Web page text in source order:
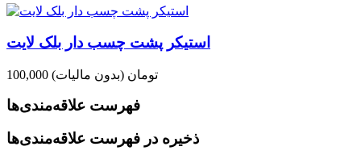
استیکر پشت چسب دار بلک لایت
100,000 تومان (بدون مالیات)
فهرست علاقه‌مندی‌ها
ذخیره در فهرست علاقه‌مندی‌ها